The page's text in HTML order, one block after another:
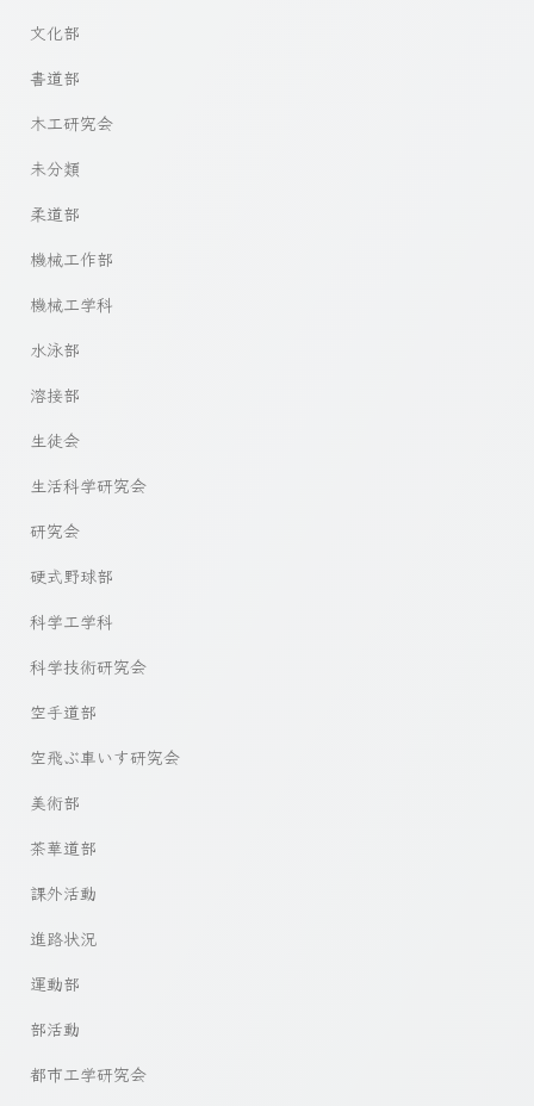
文化部
書道部
木工研究会
未分類
柔道部
機械工作部
機械工学科
水泳部
溶接部
生徒会
生活科学研究会
研究会
硬式野球部
科学工学科
科学技術研究会
空手道部
空飛ぶ車いす研究会
美術部
茶華道部
課外活動
進路状況
運動部
部活動
都市工学研究会